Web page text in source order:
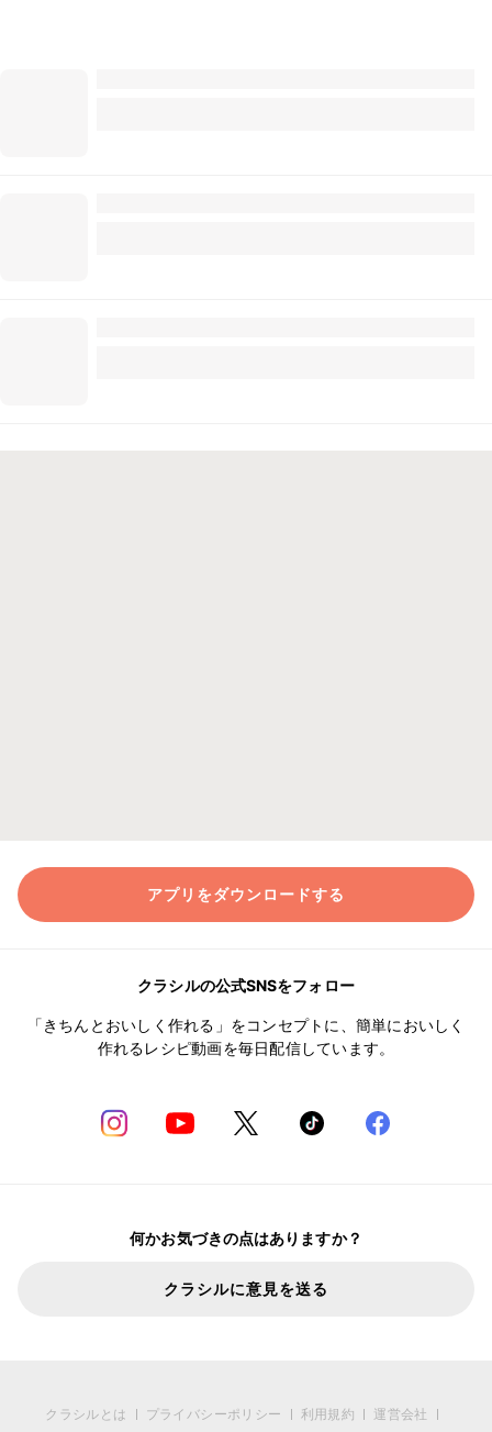
アプリをダウンロードする
クラシルの公式SNSをフォロー
「きちんとおいしく作れる」をコンセプトに、簡単においしく
作れるレシピ動画を毎日配信しています。
何かお気づきの点はありますか？
クラシルに意見を送る
クラシルとは プライバシーポリシー 利用規約
運営会社